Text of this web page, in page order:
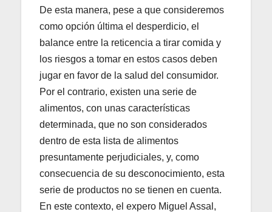
De esta manera, pese a que consideremos
como opción última el desperdicio, el
balance entre la reticencia a tirar comida y
los riesgos a tomar en estos casos deben
jugar en favor de la salud del consumidor.
Por el contrario, existen una serie de
alimentos, con unas características
determinada, que no son considerados
dentro de esta lista de alimentos
presuntamente perjudiciales, y, como
consecuencia de su desconocimiento, esta
serie de productos no se tienen en cuenta.
En este contexto, el expero Miguel Assal,